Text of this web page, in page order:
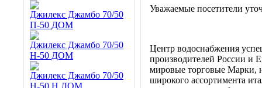
Джилекс Джамбо 70/50
П-50 ДОМ
Джилекс Джамбо 70/50
Н-50 ДОМ
Джилекс Джамбо 70/50
Н-50 Н ДОМ
Уважаемые посетители
Центр водоснабжения
производителей России и
мировые торговые Марки,
широкого ассортимента